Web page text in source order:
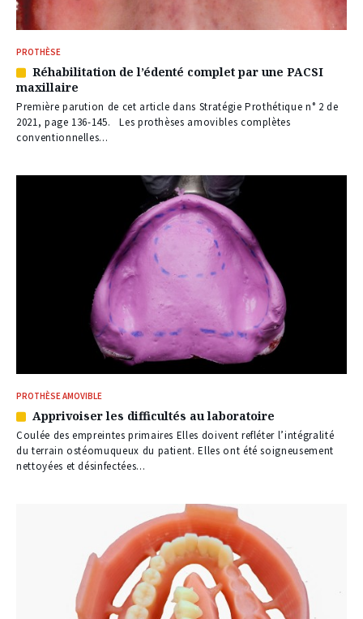
PROTHÈSE
Article
réservé
à
nos
abonnés
Réhabilitation de l’édenté complet par une PACSI
maxillaire
Première parution de cet article dans Stratégie Prothétique n° 2 de
2021, page 136-145. Les prothèses amovibles complètes
conventionnelles...
PROTHÈSE AMOVIBLE
Article
réservé
à
nos
Apprivoiser les difficultés au laboratoire
Coulée des empreintes primaires Elles doivent refléter l’intégralité
du terrain ostéomuqueux du patient. Elles ont été soigneusement
nettoyées et désinfectées...